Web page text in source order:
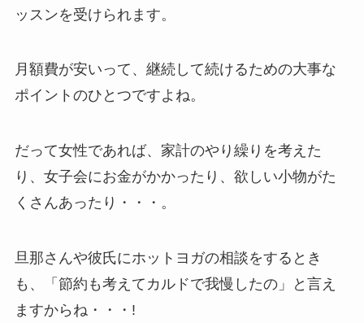
ッスンを受けられます。
月額費が安いって、継続して続けるための大事な
ポイントのひとつですよね。
だって女性であれば、家計のやり繰りを考えた
り、女子会にお金がかかったり、欲しい小物がた
くさんあったり・・・。
旦那さんや彼氏にホットヨガの相談をするとき
も、「節約も考えてカルドで我慢したの」と言え
ますからね・・・!